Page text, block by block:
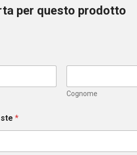
per questo prodotto
Cognome
*